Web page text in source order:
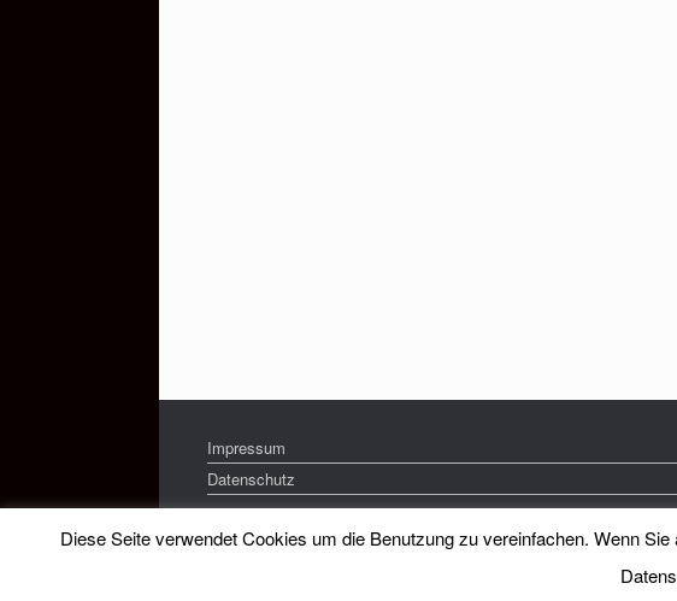
Impressum
Datenschutz
Diese Seite verwendet Cookies um die Benutzung zu vereinfachen. Wenn